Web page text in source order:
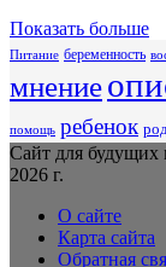
Показать больше
Питание беременность
мнение
помощь ребенок
Сайт для
2026 г.
О сайте
Карта сайта
Обратная